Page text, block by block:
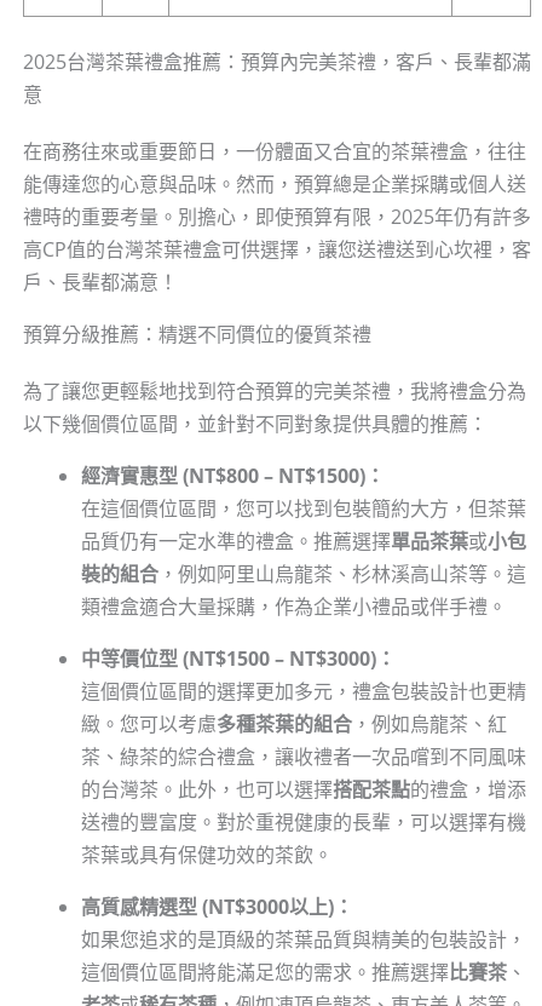
2025台灣茶葉禮盒推薦：預算內完美茶禮，客戶、長輩都滿
意
在商務往來或重要節日，一份體面又合宜的茶葉禮盒，往往
能傳達您的心意與品味。然而，預算總是企業採購或個人送
禮時的重要考量。別擔心，即使預算有限，2025年仍有許多
高CP值的台灣茶葉禮盒可供選擇，讓您送禮送到心坎裡，客
戶、長輩都滿意！
預算分級推薦：精選不同價位的優質茶禮
為了讓您更輕鬆地找到符合預算的完美茶禮，我將禮盒分為
以下幾個價位區間，並針對不同對象提供具體的推薦：
經濟實惠型 (NT$800 – NT$1500)：
在這個價位區間，您可以找到包裝簡約大方，但茶葉
品質仍有一定水準的禮盒。推薦選擇單品茶葉或小包
裝的組合，例如阿里山烏龍茶、杉林溪高山茶等。這
類禮盒適合大量採購，作為企業小禮品或伴手禮。
中等價位型 (NT$1500 – NT$3000)：
這個價位區間的選擇更加多元，禮盒包裝設計也更精
緻。您可以考慮多種茶葉的組合，例如烏龍茶、紅
茶、綠茶的綜合禮盒，讓收禮者一次品嚐到不同風味
的台灣茶。此外，也可以選擇搭配茶點的禮盒，增添
送禮的豐富度。對於重視健康的長輩，可以選擇有機
茶葉或具有保健功效的茶飲。
高質感精選型 (NT$3000以上)：
如果您追求的是頂級的茶葉品質與精美的包裝設計，
這個價位區間將能滿足您的需求。推薦選擇比賽茶、